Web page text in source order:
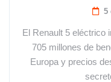
5
El Renault 5 eléctrico
705 millones de
Europa y precios